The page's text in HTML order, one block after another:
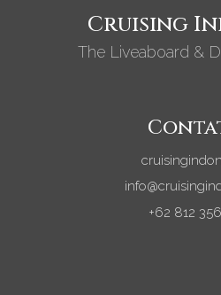
Cruising
The Liveaboard &
+62 812